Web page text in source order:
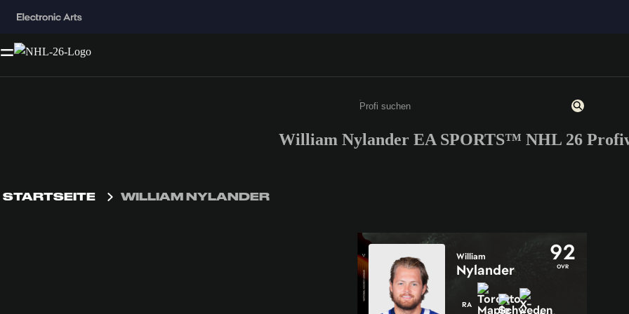
Gib mindestens 3 Zeichen oder Ziffern ein
William Nylander EA SPORTS™ NHL 26
STARTSEITE WILLIAM NYLANDER
92
OVR
William
Nylander
RA